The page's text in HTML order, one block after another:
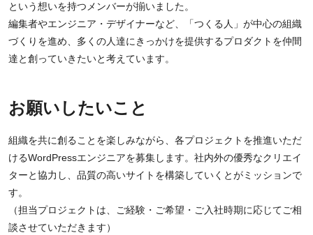
という想いを持つメンバーが揃いました。
編集者やエンジニア・デザイナーなど、「つくる人」が中心の組織
づくりを進め、多くの人達にきっかけを提供するプロダクトを仲間
達と創っていきたいと考えています。
お願いしたいこと
組織を共に創ることを楽しみながら、各プロジェクトを推進いただ
けるWordPressエンジニアを募集します。社内外の優秀なクリエイ
ターと協力し、品質の高いサイトを構築していくとがミッションで
す。
（担当プロジェクトは、ご経験・ご希望・ご入社時期に応じてご相
談させていただきます）